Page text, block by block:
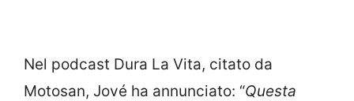
Nel podcast Dura La Vita, citato da
Motosan, Jové ha annunciato: “Questa